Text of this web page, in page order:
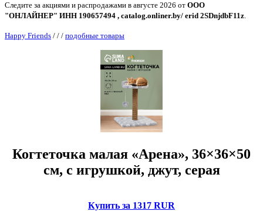
Следите за акциями и распродажами в августе 2026 от ООО
"ОНЛАЙНЕР" ИНН 190657494 , catalog.onliner.by/ erid 2SDnjdbF11z.
Happy Friends / / / подобные товары
Когтеточка малая «Арена», 36×36×50
см, с игрушкой, джут, серая
Купить за 1317 RUR